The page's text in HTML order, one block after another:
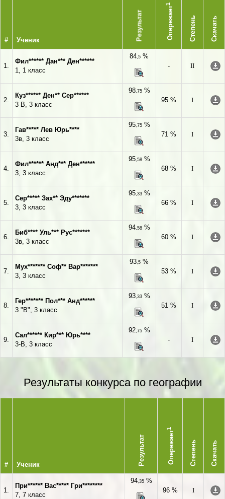
# Ученик Результат Опережает
1
Степень Скачать
1.
Фил****** Дан*** Ден******
1, 1 класс
84,5 %
-
II
2.
Куз****** Ден** Сер******
3 В, 3 класс
98,75%
95 %
I
3.
Гав***** Лев Юрь****
3в, 3 класс
95,75%
71 %
I
4.
Фил****** Анд*** Ден******
3, 3 класс
95,58%
68 %
I
5.
Сер***** Зах** Эду*******
3, 3 класс
95,33%
66 %
I
6.
Биб**** Уль*** Рус*******
3в, 3 класс
94,58%
60 %
I
7.
Мух******* Соф** Вар*******
3, 3 класс
93,5 %
53 %
I
8.
Гер******* Пол*** Анд******
3 "В", 3 класс
93,33%
51 %
I
9.
Сал****** Кир*** Юрь****
3-В, 3 класс
92,75%
-
I
Результаты конкурса по географии
# Ученик Результат Опережает
1
Степень Скачать
1.
При****** Вас***** Гри********
7, 7 класс
94,35%
96 %
I